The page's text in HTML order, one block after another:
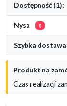
Dostępność (1):
Nysa 0
Szybka dostawa:
Produkt na
Czas realizacji